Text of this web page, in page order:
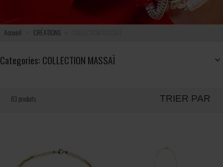
Accueil CRÉATIONS
Categories: COLLECTION MASSAÏ
TRIER PAR
83 produits